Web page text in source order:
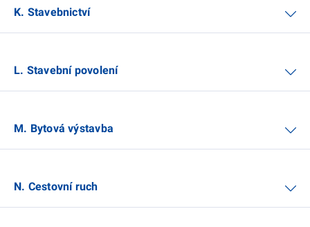
K. Stavebnictví
L. Stavební povolení
M. Bytová výstavba
N. Cestovní ruch